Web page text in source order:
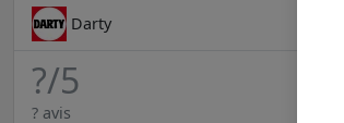
Darty
?/5
? avis